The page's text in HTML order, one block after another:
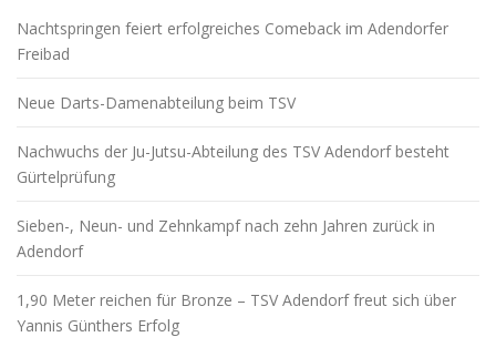
i
a
i
o
n
Nachtspringen feiert erfolgreiches Comeback im Adendorfer
Freibad
Neue Darts-Damenabteilung beim TSV
Nachwuchs der Ju-Jutsu-Abteilung des TSV Adendorf besteht
Gürtelprüfung
Sieben-, Neun- und Zehnkampf nach zehn Jahren zurück in
Adendorf
1,90 Meter reichen für Bronze – TSV Adendorf freut sich über
Yannis Günthers Erfolg